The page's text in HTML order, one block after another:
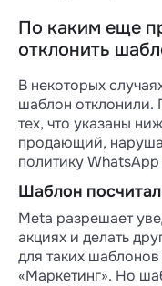
По каким еще
отклонить
В некоторых
шаблон отклонили.
тех, что указаны
продающий,
политику WhatsApp
Шаблон
Meta разрешает
акциях и делать
для таких шаблонов
«Маркетинг». Но